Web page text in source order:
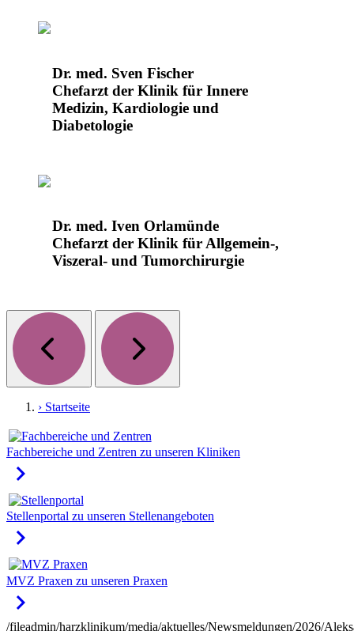
Dr. med. Sven Fischer
Chefarzt der Klinik für Innere
Medizin, Kardiologie und
Diabetologie
Dr. med. Iven Orlamünde
Chefarzt der Klinik für Allgemein-,
Viszeral- und Tumorchirurgie
› Startseite
Fachbereiche und Zentren zu unseren Kliniken
keyboard_arrow_right
Stellenportal zu unseren Stellenangeboten
keyboard_arrow_right
MVZ Praxen zu unseren Praxen
keyboard_arrow_right
/fileadmin/harzklinikum/media/aktuelles/Newsmeldungen/2026/